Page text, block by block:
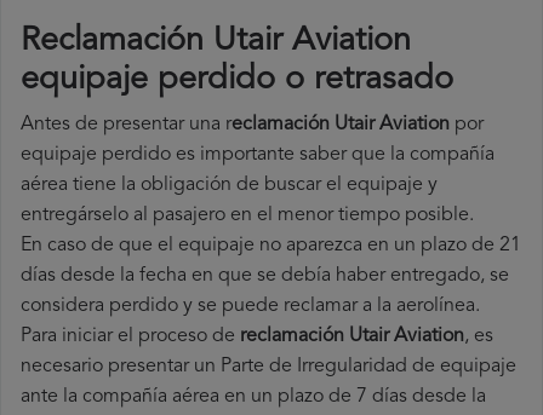
Reclamación Utair Aviation
equipaje perdido o retrasado
Antes de presentar una reclamación Utair Aviation por
equipaje perdido es importante saber que la compañía
aérea tiene la obligación de buscar el equipaje y
entregárselo al pasajero en el menor tiempo posible.
En caso de que el equipaje no aparezca en un plazo de 21
días desde la fecha en que se debía haber entregado, se
considera perdido y se puede reclamar a la aerolínea.
Para iniciar el proceso de reclamación Utair Aviation, es
necesario presentar un Parte de Irregularidad de equipaje
ante la compañía aérea en un plazo de 7 días desde la